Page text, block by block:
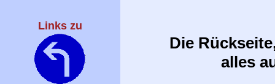
Links zu
Die
alles